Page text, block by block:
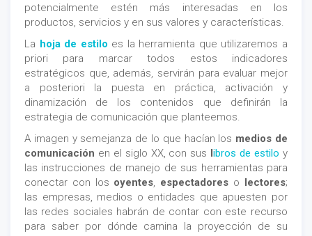
potencialmente estén más interesadas en los
productos, servicios y en sus valores y características.
La hoja de estilo es la herramienta que utilizaremos a
priori para marcar todos estos indicadores
estratégicos que, además, servirán para evaluar mejor
a posteriori la puesta en práctica, activación y
dinamización de los contenidos que definirán la
estrategia de comunicación que planteemos.
A imagen y semejanza de lo que hacían los medios de
comunicación en el siglo XX, con sus libros de estilo y
las instrucciones de manejo de sus herramientas para
conectar con los oyentes, espectadores o lectores;
las empresas, medios o entidades que apuesten por
las redes sociales habrán de contar con este recurso
para saber por dónde camina la proyección de su